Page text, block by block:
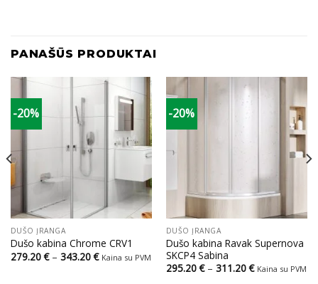
PANAŠŪS PRODUKTAI
-20%
DUŠO ĮRANGA
Dušo kabina Chrome CRV1
279.20€ – 343.20€Price
range:
Kaina su PVM
-20%
DUŠO ĮRANGA
Dušo kabina Ravak Supernova
SKCP4 Sabina
295.20€ – 311.20€Price
range:
Kaina su PVM